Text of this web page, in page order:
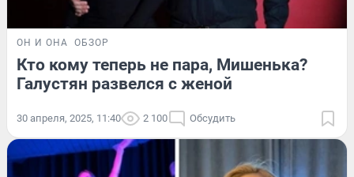
ОН И ОНА ОБЗОР
Кто кому теперь не пара, Мишенька?
Галустян развелся с женой
30 апреля, 2025, 11:40 2 100 Обсудить